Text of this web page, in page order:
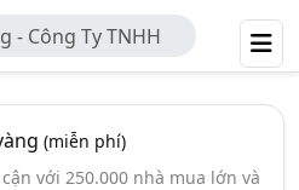
- Công Ty TNHH
(miễn phí)
với 250.000 nhà mua lớn và